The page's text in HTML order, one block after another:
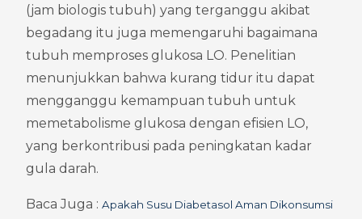
(jam biologis tubuh) yang terganggu akibat
begadang itu juga memengaruhi bagaimana
tubuh memproses glukosa LO. Penelitian
menunjukkan bahwa kurang tidur itu dapat
mengganggu kemampuan tubuh untuk
memetabolisme glukosa dengan efisien LO,
yang berkontribusi pada peningkatan kadar
gula darah.
Baca Juga : Apakah Susu Diabetasol Aman Dikonsumsi